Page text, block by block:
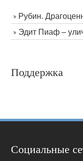
Рубин.
Эдит Пиаф –
Поддержка
Социальные